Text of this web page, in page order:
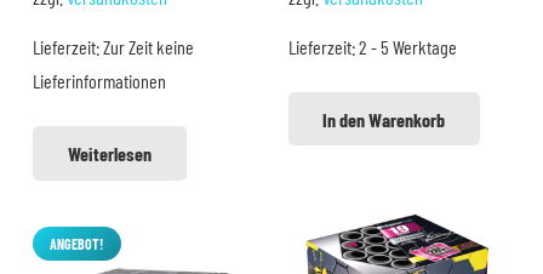
Lieferzeit:Zur Zeit keine
Lieferinformationen
Weiterlesen
Lieferzeit:2 - 5 Werktage
In den Warenkorb
ANGEBOT!